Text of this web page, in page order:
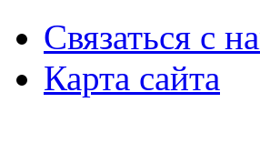
Связаться с
Карта сайта